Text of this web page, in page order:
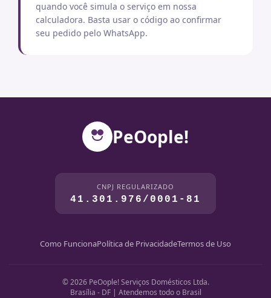
quando você simula o serviço em nossa
calculadora. Basta usar o código ao confirmar
seu pedido pelo WhatsApp.
PeOople!
CNPJ REGULARIZADO
41.301.976/0001-81
Como FuncionaPolítica de PrivacidadeTermos de Uso
© 2026 PeOople! Serviços Domésticos Ltda.
Brasília - DF | Atendemos todo o Brasil